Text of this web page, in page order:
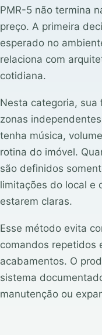
PMR-5 não termina
preço. A primeira
esperado no
relaciona com
cotidiana.
Nesta categoria, sua
zonas
tenha música,
rotina do imóvel.
são definidos
limitações do local e
estarem claras.
Esse método evita
comandos repetidos
acabamentos. O
sistema
manutenção ou